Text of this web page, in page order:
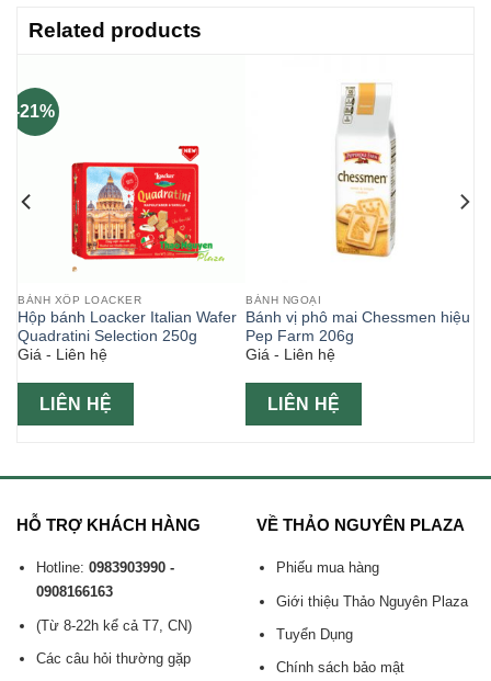
Related products
-21%
BÁNH XỐP LOACKER
Hộp bánh Loacker Italian Wafer
Quadratini Selection 250g
Giá - Liên hệ
LIÊN HỆ
BÁNH NGOẠI
Bánh vị phô mai Chessmen hiệu
Pep Farm 206g
Giá - Liên hệ
LIÊN HỆ
HỖ TRỢ KHÁCH HÀNG
Hotline: 0983903990 -
0908166163
(Từ 8-22h kể cả T7, CN)
Các câu hỏi thường gặp
VỀ THẢO NGUYÊN PLAZA
Phiếu mua hàng
Giới thiệu Thảo Nguyên Plaza
Tuyển Dụng
Chính sách bảo mật